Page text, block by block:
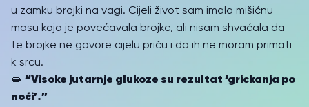
u zamku brojki na vagi. Cijeli život sam imala mišićnu
masu koja je povećavala brojke, ali nisam shvaćala da
te brojke ne govore cijelu priču i da ih ne moram primati
k srcu.
🥪 “Visoke jutarnje glukoze su rezultat ‘grickanja po
noći’.”